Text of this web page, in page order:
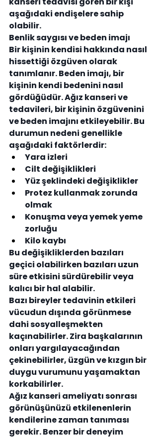
aşağıdaki endişelere sahip
olabilir.
Benlik saygısı ve beden imajı
Bir kişinin kendisi hakkında nasıl
hissettiği özgüven olarak
tanımlanır. Beden imajı, bir
kişinin kendi bedenini nasıl
gördüğüdür. Ağız kanseri ve
tedavileri, bir kişinin özgüvenini
ve beden imajını etkileyebilir. Bu
durumun nedeni genellikle
aşağıdaki faktörlerdir:
Yara izleri
Cilt değişiklikleri
Yüz şeklindeki değişiklikler
Protez kullanmak zorunda
olmak
Konuşma veya yemek yeme
zorluğu
Kilo kaybı
Bu değişikliklerden bazıları
geçici olabilirken bazıları uzun
süre etkisini sürdürebilir veya
kalıcı bir hal alabilir.
Bazı bireyler tedavinin etkileri
vücudun dışında görünmese
dahi sosyalleşmekten
kaçınabilirler. Zira başkalarının
onları yargılayacağından
çekinebilirler, üzgün ve kızgın bir
duygu vurumunu yaşamaktan
korkabilirler.
Ağız kanseri ameliyatı sonrası
görünüşünüzü etkilenenlerin
kendilerine zaman tanıması
gerekir. Benzer bir deneyim